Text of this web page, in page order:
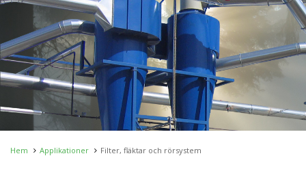
Hem Applikationer Filter, fläktar och rörsystem